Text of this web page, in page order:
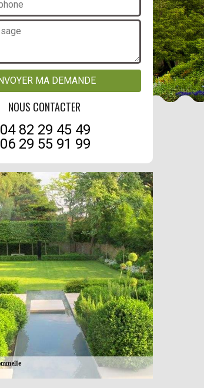
NOUS CONTACTER
04 82 29 45 49
06 29 55 91 99